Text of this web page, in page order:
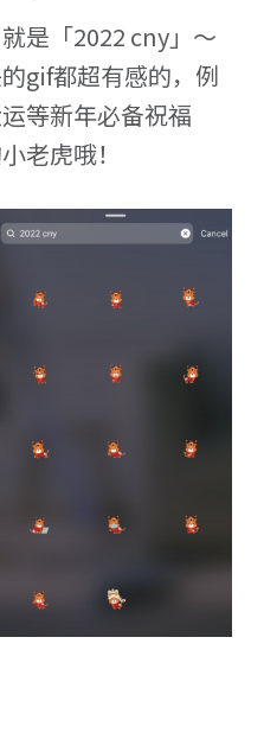
是「2022 cny」～
gif都超有感的，例
等新年必备祝福
老虎哦！